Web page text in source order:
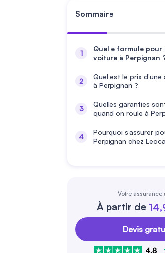
Sommaire
Quelle formule pour
voiture à Perpignan
Quel est le prix
à Perpignan ?
Quelles garanties
quand on roule à
Pourquoi s’assurer
Perpignan chez
Votre assurance
À partir de
Devis